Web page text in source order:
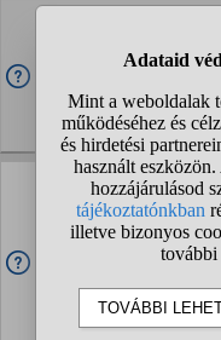
adsz... Az én cicám 2
mindkettőt szépen
Macskák
Szerintetek az
után rögtön megy
kakilna de mégse
1-2 napja kevesebbet
közbe egy két kis
becsurgatna oda vagy